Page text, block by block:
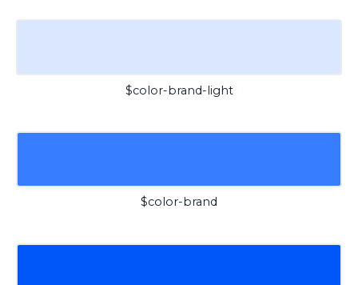
$color-brand-light
$color-brand